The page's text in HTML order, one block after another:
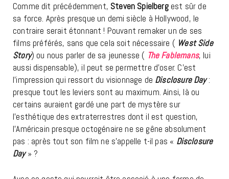
Comme dit précédemment, Steven Spielbergest sûr de
sa force. Après presque un demi siècle à Hollywood, le
contraire serait étonnant ! Pouvant remaker un de ses
films préférés, sans que cela soit nécessaire ( West Side
Story) ou nous parler de sa jeunesse ( The Fablemans, lui
aussi dispensable), il peut se permettre d’oser. C’est
l’impression qui ressort du visionnage de Disclosure Day:
presque tout les leviers sont au maximum. Ainsi, là ou
certains auraient gardé une part de mystère sur
l’esthétique des extraterrestres dont il est question,
l’Américain presque octogénaire ne se gêne absolument
pas : après tout son film ne s’appelle t-il pas « Disclosure
Day» ?